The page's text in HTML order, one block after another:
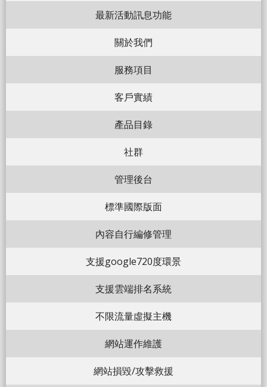
最新活動訊息功能
關於我們
服務項目
客戶實績
產品目錄
社群
管理後台
標準國際版面
內容自行編修管理
支援google720度環景
支援雲端排名系統
不限流量虛擬主機
網站運作維護
網站損毀/攻擊救援